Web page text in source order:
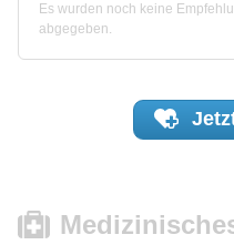
Es wurden noch keine
abgegeben.